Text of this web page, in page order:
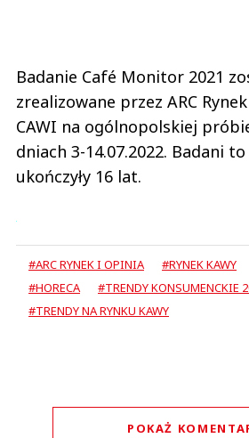
Badanie Café Monitor 2021
zrealizowane przez ARC
CAWI na ogólnopolskiej
dniach 3-14.07.2022. Badani
ukończyły 16 lat.
#ARC RYNEK I OPINIA #RYNEK KAWY
#HORECA
#TRENDY KONSUMENCKIE
#TRENDY NA RYNKU KAWY
POKAŻ